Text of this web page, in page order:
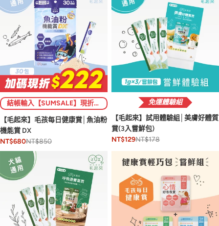
結帳輸入【SUMSALE】現折$222 (限1次)💥
【毛起來】毛孩每日健康賞│魚油粉
機能賞 DX
NT$680NT$850
免運體驗組
【毛起來】試用體驗組│美膚好體質
賞(3入嘗鮮包)
NT$129NT$178